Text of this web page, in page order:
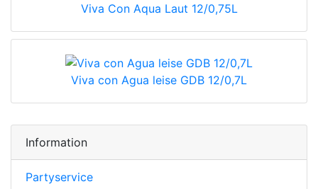
Viva Con Aqua Laut 12/0,75L
Viva con Agua leise GDB 12/0,7L
Information
Partyservice